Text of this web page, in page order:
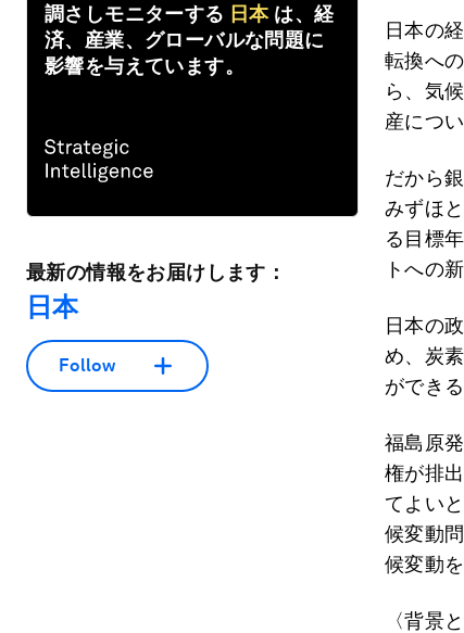
調さしモニターする 日本 は、経
済、産業、グローバルな問題に
影響を与えています。
最新の情報をお届けします：
日本
Follow
日本の
転換へ
ら、気
産につ
だから
みずほ
る目標
トへの
日本の
め、炭
ができ
福島原
権が排
てよい
候変動
候変動
〈背景